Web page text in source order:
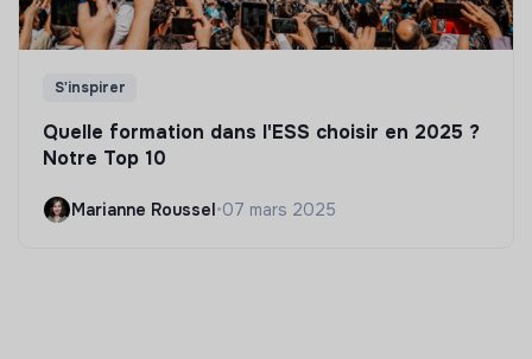
S'inspirer
Quelle formation dans l'ESS choisir en 2025 ?
Notre Top 10
Marianne Roussel•07 mars 2025